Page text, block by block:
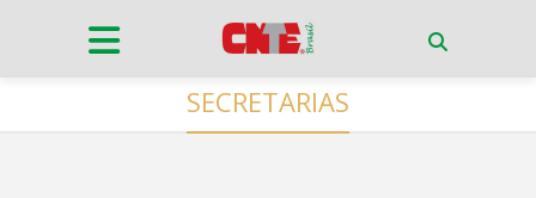
SECRETARIAS